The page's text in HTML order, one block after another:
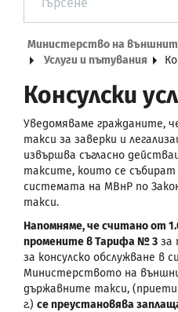
Министерство на
Услуги и пътувания
Консулски
Уведомяваме гражданите,
такси за заверки и
извършва съгласно
таксите, които се събират
системата на МВнР по
такси.
Напомняме, че считано от
промените в Тарифа № 3 за
за консулско обслужване в
Министерството на
държавните такси,
г.) се преустановява